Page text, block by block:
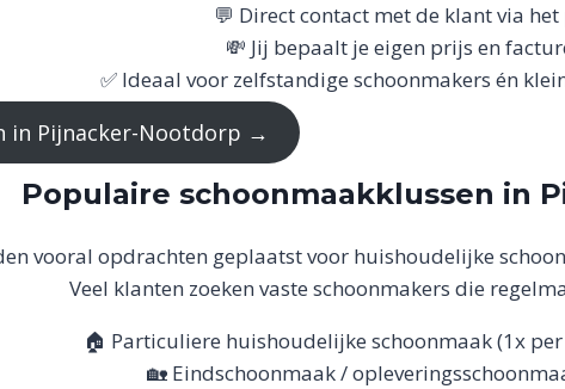
💬 Direct contact met de klant via
💸 Jij bepaalt je eigen prijs en
✅ Ideaal voor zelfstandige schoonmakers én
in Pijnacker-Nootdorp →
Populaire schoonmaakklussen in
vooral opdrachten geplaatst voor huishoudelijke
Veel klanten zoeken vaste schoonmakers die
🏠 Particuliere huishoudelijke schoonmaak (1x
🏡 Eindschoonmaak /